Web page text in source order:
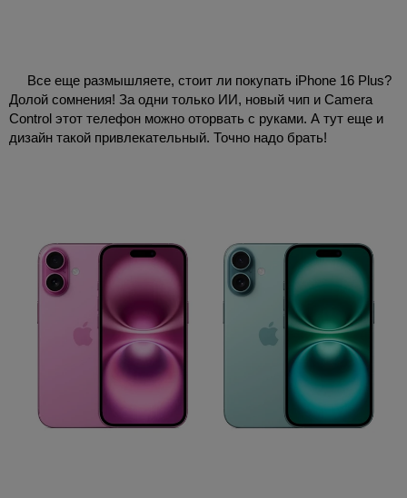
Все еще размышляете, стоит ли покупать iPhone 16 Plus?
Долой сомнения! За одни только ИИ, новый чип и Camera
Control этот телефон можно оторвать с руками. А тут еще и
дизайн такой привлекательный. Точно надо брать!